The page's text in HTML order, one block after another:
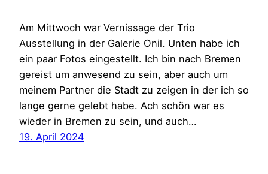
Am Mittwoch war Vernissage der Trio
Ausstellung in der Galerie Onil. Unten habe ich
ein paar Fotos eingestellt. Ich bin nach Bremen
gereist um anwesend zu sein, aber auch um
meinem Partner die Stadt zu zeigen in der ich so
lange gerne gelebt habe. Ach schön war es
wieder in Bremen zu sein, und auch…
19. April 2024